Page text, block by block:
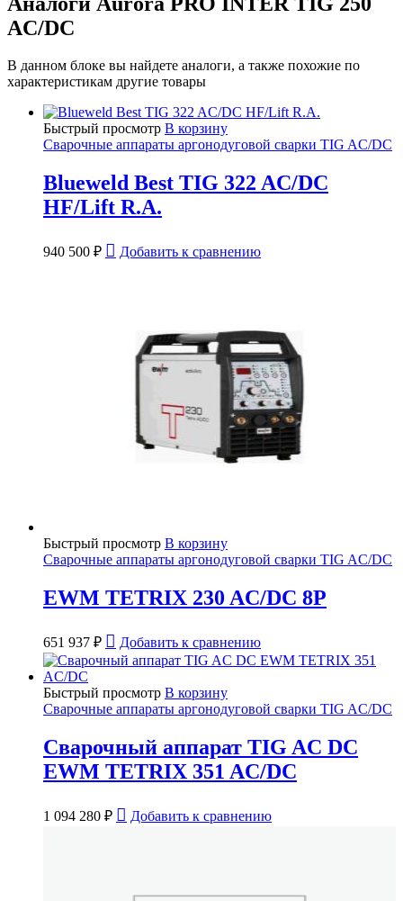
AC/DC
В данном блоке вы найдете аналоги, а также похожие по
характеристикам другие товары
Быстрый просмотр В корзину
Сварочные аппараты аргонодуговой сварки TIG AC/DC
Blueweld Best TIG 322 AC/DC
HF/Lift R.A.
940 500 ₽ Добавить к сравнению
Быстрый просмотр В корзину
Сварочные аппараты аргонодуговой сварки TIG AC/DC
EWM TETRIX 230 AC/DC 8P
651 937 ₽ Добавить к сравнению
Быстрый просмотр В корзину
Сварочные аппараты аргонодуговой сварки TIG AC/DC
Сварочный аппарат TIG AC DC
EWM TETRIX 351 AC/DC
1 094 280 ₽ Добавить к сравнению